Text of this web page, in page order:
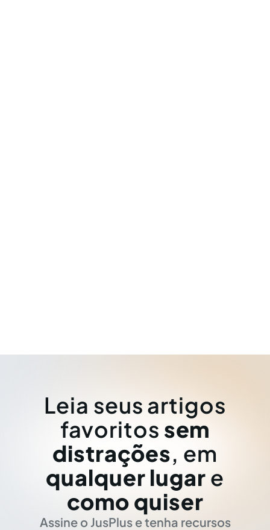
Leia seus artigos
favoritos sem
distrações, em
qualquer lugar e
como quiser
Assine o JusPlus e tenha recursos